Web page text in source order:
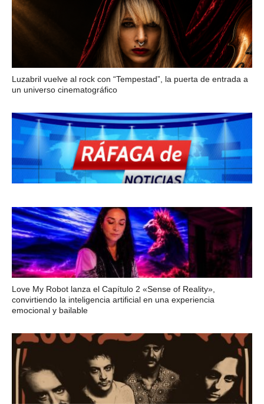
Luzabril vuelve al rock con “Tempestad”, la puerta de entrada a
un universo cinematográfico
Love My Robot lanza el Capítulo 2 «Sense of Reality»,
convirtiendo la inteligencia artificial en una experiencia
emocional y bailable